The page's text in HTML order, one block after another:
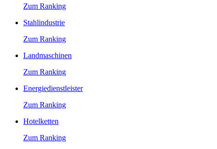
Zum Ranking
Stahlindustrie
Zum Ranking
Landmaschinen
Zum Ranking
Energiedienstleister
Zum Ranking
Hotelketten
Zum Ranking